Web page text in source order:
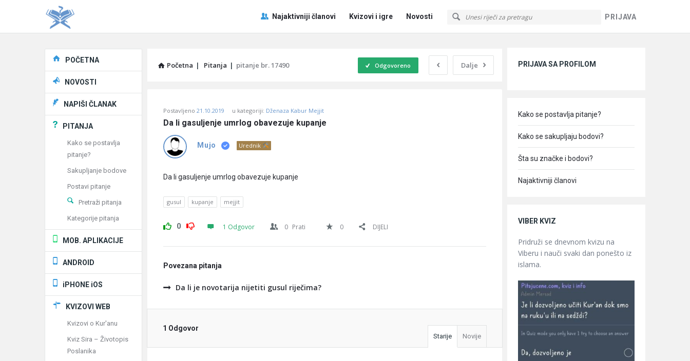
PRIJAVA
Pitaj
Učene
Navigacija
Najaktivniji članovi Kvizovi i igre Novosti
Početna | Pitanja | pitanje br. 17490 Dalje
Odgovoreno
Učene
Latest
Pitanja
Postavljeno 21.10.2019 u kategoriji: Dženaza Kabur Mejjit
Da li gasuljenje umrlog obavezuje kupanje
Mujo Urednik
Da li gasuljenje umrlog obavezuje kupanje
gusul kupanje mejjit
0 1 Odgovor 0 Prati 0 DIJELI
Povezana pitanja
Da li je novotarija nijetiti gusul riječima?
1 Odgovor
Starije Novije
PRIJAVA SA PROFILOM
Kako se postavlja pitanje?
Kako se sakupljaju bodovi?
Šta su značke i bodovi?
Najaktivniji članovi
VIBER KVIZ
Pridruži se dnevnom kvizu na
Viberu i nauči svaki dan ponešto iz
islama.
Explore
POČETNA
NOVOSTI
NAPIŠI ČLANAK
PITANJA
Kako se postavlja
pitanje?
Sakupljanje bodove
Postavi pitanje
Pretraži pitanja
Kategorije pitanja
MOB. APLIKACIJE
ANDROID
iPHONE iOS
KVIZOVI WEB
Kvizovi o Kur'anu
Kviz Sira – Životopis
Poslanika